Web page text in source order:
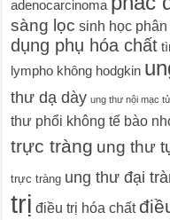
adenocarcinoma
sàng lọc sinh học
dụng phụ hóa chất
lympho không hodgkin
thư dạ dày ung thư nội mạc
thư phổi không tế bào
trực tràng ung thư
trực tràng ung thư đại
trị điều trị hóa chất